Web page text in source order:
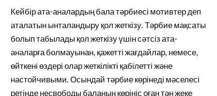
Кейбір ата-аналардың бала тәрбиесі мотивтер деп
аталатын ынталандыру қол жеткізу. Тәрбие мақсаты
болып табылады қол жеткізу үшін сәтсіз ата-
аналарға болмауынан, қажетті жағдайлар, немесе,
өйткені өздері олар жеткілікті қабілетті және
настойчивыми. Осындай тәрбие көрінеді мәселесі
ретінде несвободы баланың көрініс оған тән жеке